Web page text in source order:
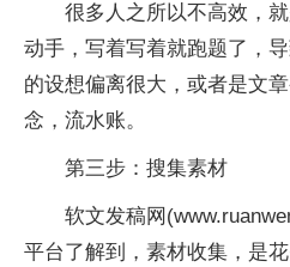
很多人之所以不高效，
动手，写着写着就跑题了，
的设想偏离很大，或者是文
念，流水账。
第三步：搜集素材
软文发稿网
平台了解到，素材收集，是